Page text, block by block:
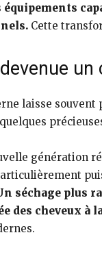
Cette
un
laisse souvent
génération
séchage plus
des cheveux à